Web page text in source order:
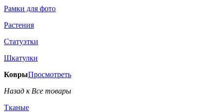
Рамки для фото
Растения
Статуэтки
Шкатулки
КоврыПросмотреть
Назад к Все товары
Тканые